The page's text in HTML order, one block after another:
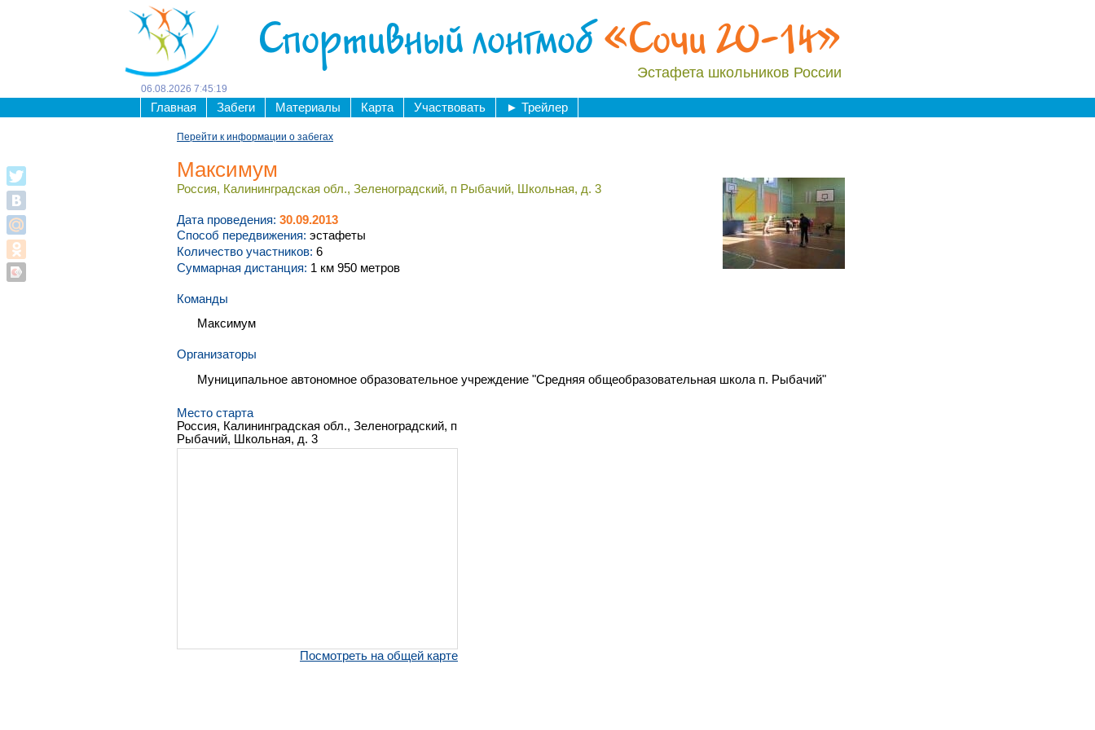
Спортивный лонгмоб«Сочи 20-14»
Эстафета школьников России
06 08 2026 7:45:19
Главная Забеги Материалы Карта Участвовать ► Трейлер
Перейти к информации о забегах
Максимум
Россия, Калининградская обл., Зеленоградский, п Рыбачий, Школьная, д. 3
Дата проведения: 30.09.2013
Способ передвижения: эстафеты
Количество участников: 6
Суммарная дистанция: 1 км 950 метров
Команды
Максимум
Организаторы
Муниципальное автономное образовательное учреждение "Средняя общеобразовательная школа п. Рыбачий"
Место старта
Россия, Калининградская обл., Зеленоградский, п
Рыбачий, Школьная, д. 3
Посмотреть на общей карте